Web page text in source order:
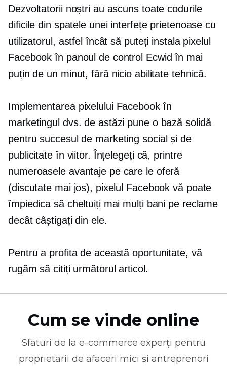
Dezvoltatorii noștri au ascuns toate codurile
dificile din spatele unei interfețe prietenoase cu
utilizatorul, astfel încât să puteți instala pixelul
Facebook în panoul de control Ecwid în mai
puțin de un minut, fără nicio abilitate tehnică.
Implementarea pixelului Facebook în
marketingul dvs. de astăzi pune o bază solidă
pentru succesul de marketing social și de
publicitate în viitor. Înțelegeți că, printre
numeroasele avantaje pe care le oferă
(discutate mai jos), pixelul Facebook vă poate
împiedica să cheltuiți mai mulți bani pe reclame
decât câștigați din ele.
Pentru a profita de această oportunitate, vă
rugăm să citiți următorul articol.
Cum se vinde online
Sfaturi de la e-commerce experți pentru
proprietarii de afaceri mici și antreprenori